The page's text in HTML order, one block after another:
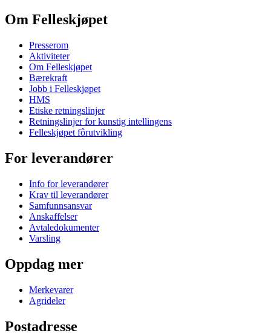
Om Felleskjøpet
Presserom
Aktiviteter
Om Felleskjøpet
Bærekraft
Jobb i Felleskjøpet
HMS
Etiske retningslinjer
Retningslinjer for kunstig intellingens
Felleskjøpet fôrutvikling
For leverandører
Info for leverandører
Krav til leverandører
Samfunnsansvar
Anskaffelser
Avtaledokumenter
Varsling
Oppdag mer
Merkevarer
Agrideler
Postadresse